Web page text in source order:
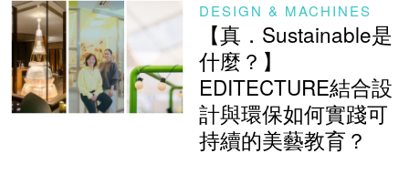
DESIGN & MACHINES
【真．Sustainable是
什麼？】
EDITECTURE結合設
計與環保如何實踐可
持續的美藝教育？